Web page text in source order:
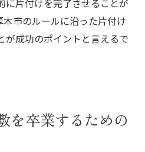
に片付けを完了させることが
市のルールに沿った片付け
が成功のポイントと言えるで
を卒業するための